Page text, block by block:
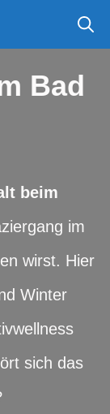
Bad
beim
im
wirst. Hier
Winter
sich das